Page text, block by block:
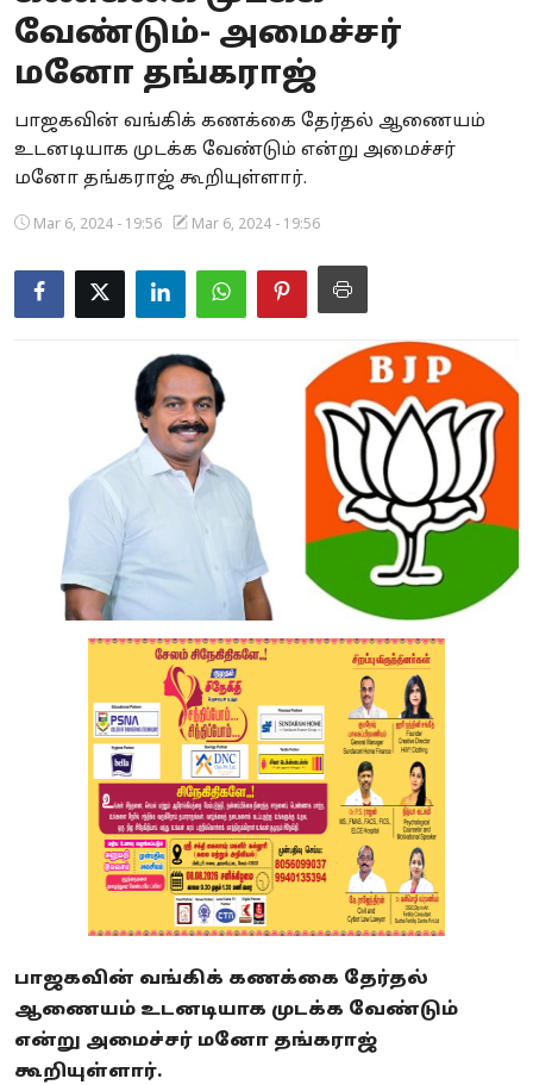
Business
Crime
Tamilnadu
National
Astrology
வேண்டும்- அமைச்சர்
மனோ தங்கராஜ்
பாஜகவின் வங்கிக் கணக்கை தேர்தல் ஆணையம்
உடனடியாக முடக்க வேண்டும் என்று அமைச்சர்
மனோ தங்கராஜ் கூறியுள்ளார்.
Mar 6, 2024 - 19:56 Mar 6, 2024 - 19:56
பாஜகவின் வங்கிக் கணக்கை தேர்தல்
ஆணையம் உடனடியாக முடக்க வேண்டும்
என்று அமைச்சர் மனோ தங்கராஜ்
கூறியுள்ளார்.